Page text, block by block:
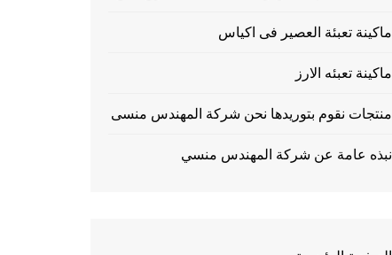
ماكينة تعبئة العصير فى اكياس
ماكينة تعبئه الارز
منتجات نقوم بتوريدها نحن شركة المهندس منسى
نبذه عامة عن شركة المهندس منسي